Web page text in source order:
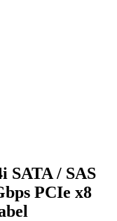
SATA / SAS
PCIe x8